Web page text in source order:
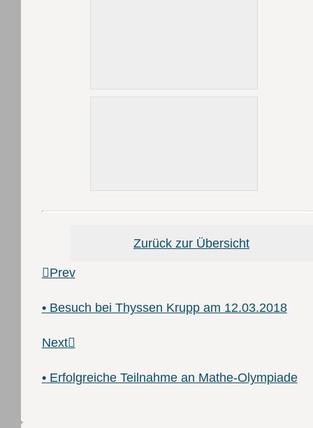
Zurück zur Übersicht
Prev
•Besuch bei Thyssen Krupp am 12.03.2018
Next
•Erfolgreiche Teilnahme an Mathe-Olympiade